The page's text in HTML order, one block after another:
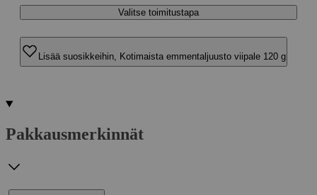
Valitse toimitustapa
Lisää suosikkeihin, Kotimaista emmentaljuusto viipale 120 g
Pakkausmerkinnät